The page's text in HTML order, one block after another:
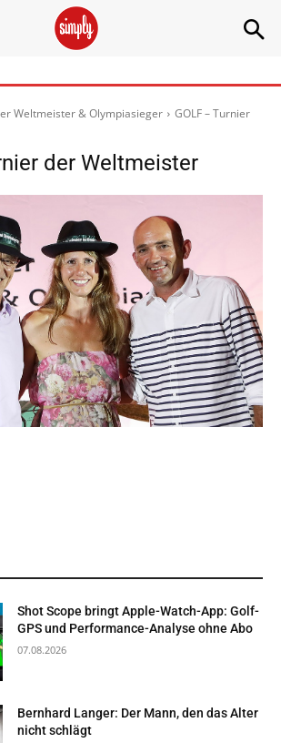
Weltmeister & Olympiasieger
GOLF – Turnier
der Weltmeister
Shot Scope bringt Apple-Watch-App: Golf-
GPS und Performance-Analyse ohne Abo
07.08.2026
Bernhard Langer: Der Mann, den das Alter
nicht schlägt